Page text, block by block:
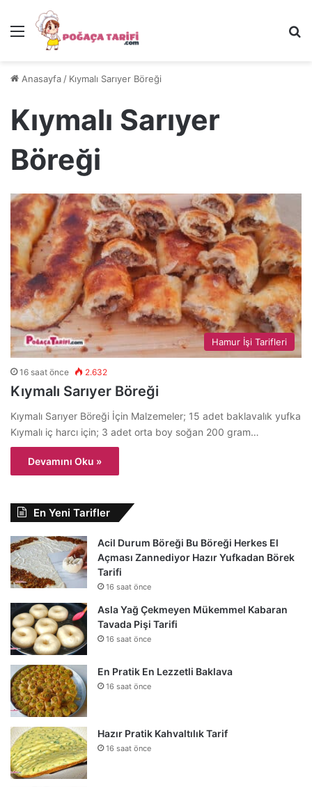
Menü
Anasayfa / Kıymalı Sarıyer Böreği
Kıymalı Sarıyer
Böreği
Hamur İşi Tarifleri
16 saat önce 2.632
Kıymalı Sarıyer Böreği
Kıymalı Sarıyer Böreği İçin Malzemeler; 15 adet baklavalık yufka
Kıymalı iç harcı için; 3 adet orta boy soğan 200 gram…
Devamını Oku »
En Yeni Tarifler
Acil Durum Böreği Bu Böreği Herkes El
Açması Zannediyor Hazır Yufkadan Börek
Tarifi
16 saat önce
Asla Yağ Çekmeyen Mükemmel Kabaran
Tavada Pişi Tarifi
16 saat önce
En Pratik En Lezzetli Baklava
16 saat önce
Hazır Pratik Kahvaltılık Tarif
16 saat önce